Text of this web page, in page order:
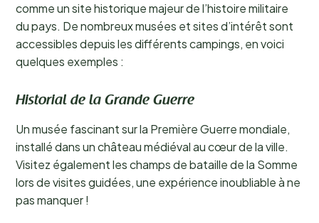
comme un site historique majeur de l’histoire militaire
du pays. De nombreux musées et sites d’intérêt sont
accessibles depuis les différents campings, en voici
quelques exemples :
Historial de la Grande Guerre
Un musée fascinant sur la Première Guerre mondiale,
installé dans un château médiéval au cœur de la ville.
Visitez également les champs de bataille de la Somme
lors de visites guidées, une expérience inoubliable à ne
pas manquer !